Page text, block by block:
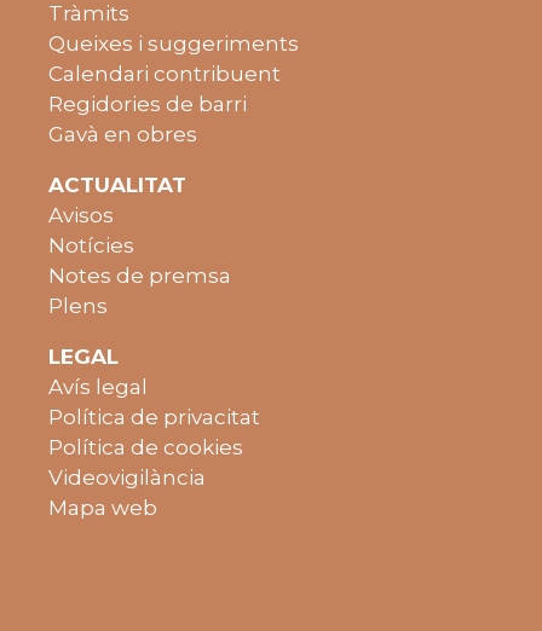
Tràmits
Queixes i suggeriments
Calendari contribuent
Regidories de barri
Gavà en obres
ACTUALITAT
Avisos
Notícies
Notes de premsa
Plens
LEGAL
Avís legal
Política de privacitat
Política de cookies
Videovigilància
Mapa web